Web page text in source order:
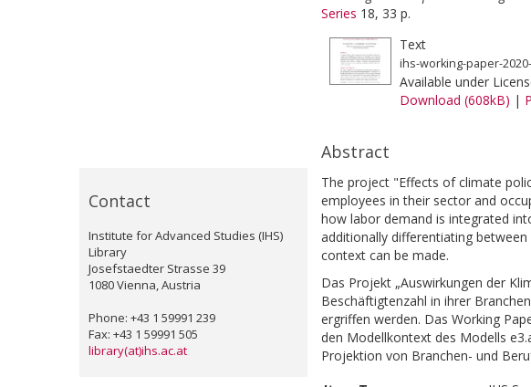
Contact
Institute for Advanced Studies (IHS)
Library
Josefstaedter Strasse 39
1080 Vienna, Austria
Phone: +43 1 59991 239
Fax: +43 1 59991 505
library(at)ihs.ac.at
Series 18, 33 p.
Text
ihs-working-paper-
Available under
Download (608kB) |
Abstract
The project "Effects of climate
employees in their sector and
how labor demand is integrated
additionally differentiating
context can be made.
Das Projekt „Auswirkungen der
Beschäftigtenzahl in ihrer
ergriffen werden. Das Working
den Modellkontext des Modells
Projektion von Branchen- und